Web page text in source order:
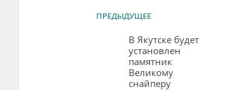
ПРЕДЫДУЩЕЕ
В Якутске будет
установлен
памятник
Великому
снайперу